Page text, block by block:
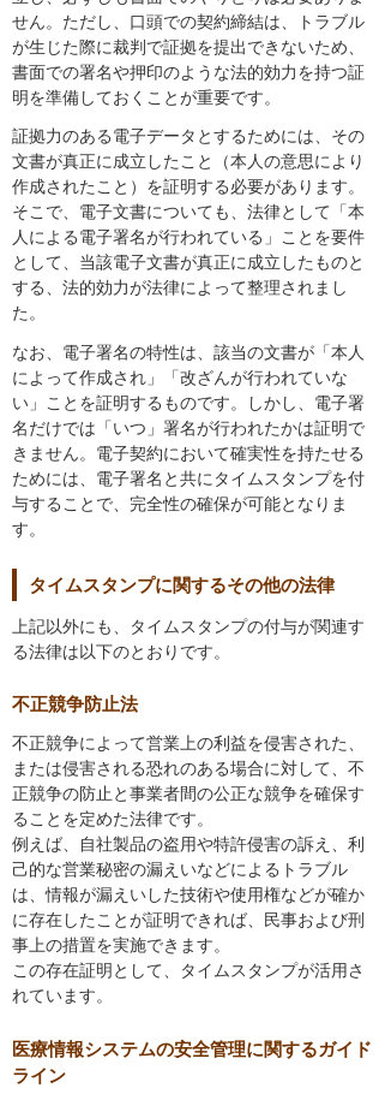
せん。ただし、口頭での契約締結は、トラブル
が生じた際に裁判で証拠を提出できないため、
書面での署名や押印のような法的効力を持つ証
明を準備しておくことが重要です。
証拠力のある電子データとするためには、その
文書が真正に成立したこと（本人の意思により
作成されたこと）を証明する必要があります。
そこで、電子文書についても、法律として「本
人による電子署名が行われている」ことを要件
として、当該電子文書が真正に成立したものと
する、法的効力が法律によって整理されまし
た。
なお、電子署名の特性は、該当の文書が「本人
によって作成され」「改ざんが行われていな
い」ことを証明するものです。しかし、電子署
名だけでは「いつ」署名が行われたかは証明で
きません。電子契約において確実性を持たせる
ためには、電子署名と共にタイムスタンプを付
与することで、完全性の確保が可能となりま
す。
タイムスタンプに関するその他の法律
上記以外にも、タイムスタンプの付与が関連す
る法律は以下のとおりです。
不正競争防止法
不正競争によって営業上の利益を侵害された、
または侵害される恐れのある場合に対して、不
正競争の防止と事業者間の公正な競争を確保す
ることを定めた法律です。
例えば、自社製品の盗用や特許侵害の訴え、利
己的な営業秘密の漏えいなどによるトラブル
は、情報が漏えいした技術や使用権などが確か
に存在したことが証明できれば、民事および刑
事上の措置を実施できます。
この存在証明として、タイムスタンプが活用さ
れています。
医療情報システムの安全管理に関するガイド
ライン